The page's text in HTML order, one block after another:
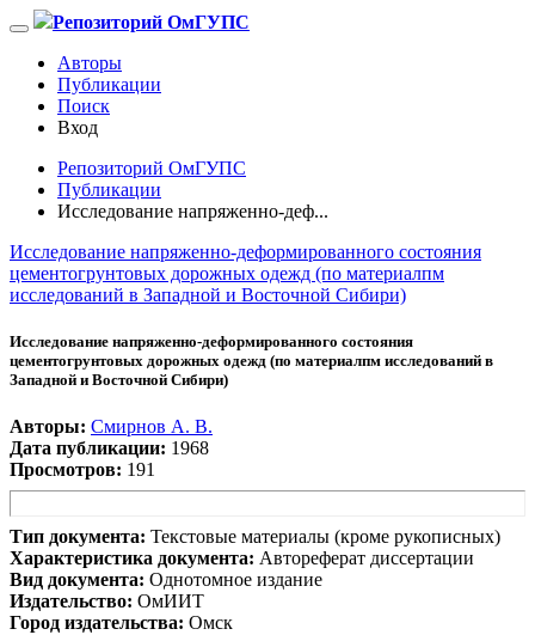
Репозиторий ОмГУПС
Авторы
Публикации
Поиск
Вход
Репозиторий ОмГУПС
Публикации
Исследование напряженно-деф...
Исследование напряженно-деформированного состояния
цементогрунтовых дорожных одежд (по материалпм
исследований в Западной и Восточной Сибири)
Исследование напряженно-деформированного состояния
цементогрунтовых дорожных одежд (по материалпм исследований в
Западной и Восточной Сибири)
Авторы: Смирнов А. В.
Дата публикации: 1968
Просмотров: 191
Тип документа: Текстовые материалы (кроме рукописных)
Характеристика документа: Автореферат диссертации
Вид документа: Однотомное издание
Издательство: ОмИИТ
Город издательства: Омск